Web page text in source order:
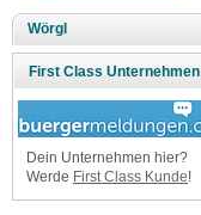
Wörgl
First Class Unternehmen
Dein Unternehmen hier?
Werde First Class Kunde!